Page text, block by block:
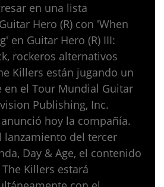
en una lista
Hero (R) con 'When
en Guitar Hero (R) III:
rockeros alternativos
Killers están jugando un
en el Tour Mundial Guitar
Publishing, Inc.
anunció hoy la compañía.
lanzamiento del tercer
Day & Age, el contenido
Killers estará